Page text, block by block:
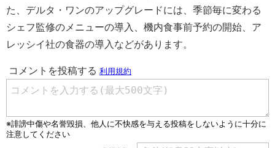
た、デルタ・ワンのアップグレードには、季節毎に変わる
シェフ監修のメニューの導入、機内食事前予約の開始、ア
レッシイ社の食器の導入などがあります。